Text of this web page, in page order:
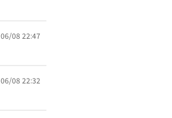
06/08 22:47
06/08 22:32